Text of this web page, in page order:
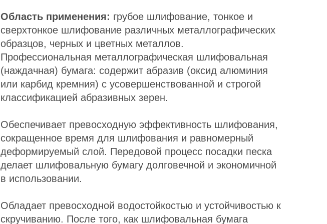
Область применения: грубое шлифование, тонкое и
сверхтонкое шлифование различных металлографических
образцов, черных и цветных металлов.
Профессиональная металлографическая шлифовальная
(наждачная) бумага: содержит абразив (оксид алюминия
или карбид кремния) с усовершенствованной и строгой
классификацией абразивных зерен.
Обеспечивает превосходную эффективность шлифования,
сокращенное время для шлифования и равномерный
деформируемый слой. Передовой процесс посадки песка
делает шлифовальную бумагу долговечной и экономичной
в использовании.
Обладает превосходной водостойкостью и устойчивостью к
скручиванию. После того, как шлифовальная бумага